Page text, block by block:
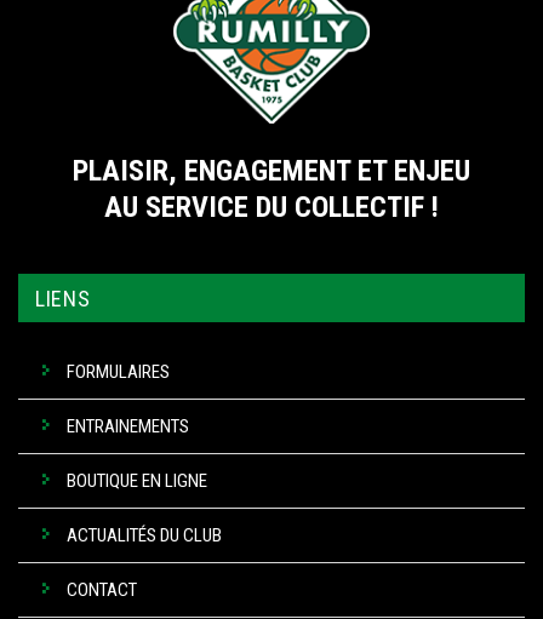
PLAISIR, ENGAGEMENT ET ENJEU
AU SERVICE DU COLLECTIF !
LIENS
FORMULAIRES
ENTRAINEMENTS
BOUTIQUE EN LIGNE
ACTUALITÉS DU CLUB
CONTACT